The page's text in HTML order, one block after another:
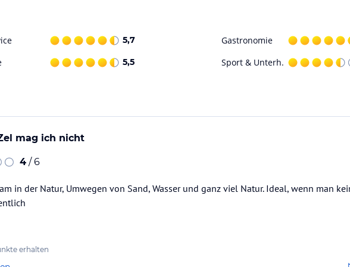
und seinem natürlichen Mittelpunkt voller
mediterranes Lebensgefühl, die frische,
5,7 Gastronomie
5,5 Sport & Unterh.
mag ich nicht
4 / 6
in der Natur, Umwegen von Sand, Wasser und ganz viel Natur. Ideal, wenn man
erhalten